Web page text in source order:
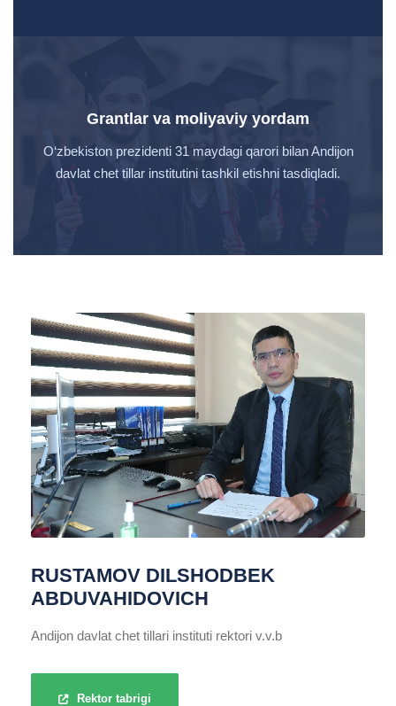
Grantlar va moliyaviy yordam
O‘zbekiston prezidenti 31 maydagi qarori bilan Andijon
davlat chet tillar institutini tashkil etishni tasdiqladi.
RUSTAMOV DILSHODBEK
ABDUVAHIDOVICH
Andijon davlat chet tillari instituti rektori v.v.b
Rektor tabrigi